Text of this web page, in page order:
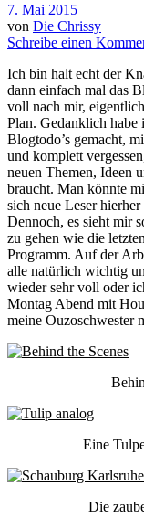
7. Mai 2015
von Die Chrissy
Schreibe einen
Ich bin halt echt der
dann einfach mal das
voll nach mir,
Plan. Gedanklich habe
Blogtodo’s gemacht,
und komplett
neuen Themen, Ideen
braucht. Man könnte
sich neue Leser
Dennoch, es sieht mir
zu gehen wie die
Programm. Auf der
alle natürlich wichtig
wieder sehr voll oder
Montag Abend mit
meine Ouzoschwester
Eine
Die